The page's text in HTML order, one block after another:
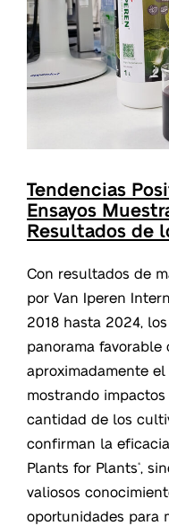
Tendencias
Ensayos
Resultados de
Con resultados de
por Van Iperen
2018 hasta 2024,
panorama favorable
aproximadamente el
mostrando
cantidad de los
confirman la
Plants for Plants®,
valiosos
oportunidades para